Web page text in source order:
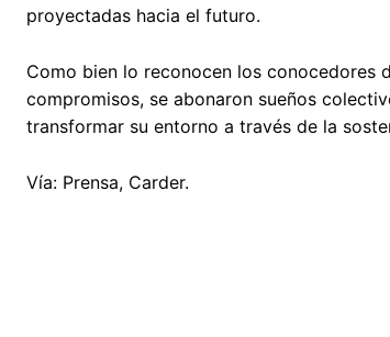
proyectadas hacia el futuro.
Como bien lo reconocen los conocedores
compromisos, se abonaron sueños
transformar su entorno a través de la
Vía: Prensa, Carder.